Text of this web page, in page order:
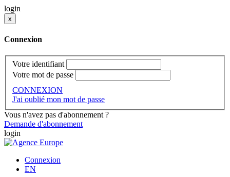
login
x
Connexion
Votre identifiant
Votre mot de passe
CONNEXION
J'ai oublié mon mot de passe
Vous n'avez pas d'abonnement ?
Demande d'abonnement
login
Connexion
EN